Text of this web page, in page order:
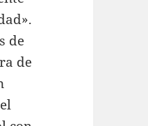
de
de